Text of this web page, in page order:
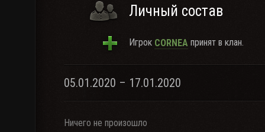
Личный состав
Игрок CORNEA принят в клан.
05.01.2020 – 17.01.2020
Ничего не произошло